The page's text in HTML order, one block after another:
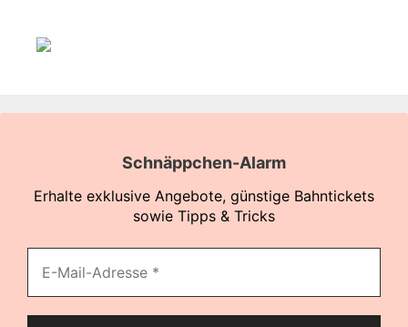
Schnäppchen-Alarm
Erhalte exklusive Angebote, günstige Bahntickets
sowie Tipps & Tricks